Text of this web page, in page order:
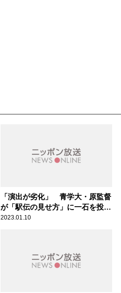
「演出が劣化」 青学大・原監督
が「駅伝の見せ方」に一石を投じ
た理由
2023.01.10